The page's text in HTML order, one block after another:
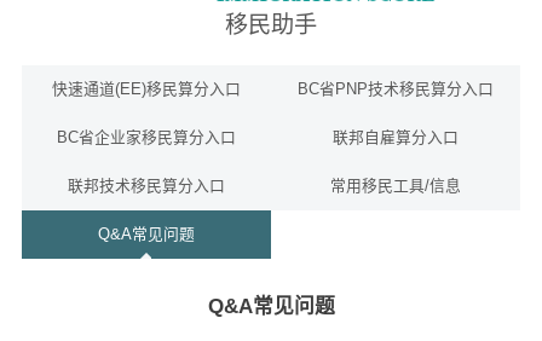
移民助手
快速通道(EE)移民算分入口 BC省PNP技术移民算分入口
BC省企业家移民算分入口 联邦自雇算分入口
联邦技术移民算分入口 常用移民工具/信息
Q&A常见问题
Q&A常见问题